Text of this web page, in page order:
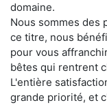
domaine.
Nous sommes des
ce titre, nous
pour vous
bêtes qui rentrent
L'entière
grande priorité, et